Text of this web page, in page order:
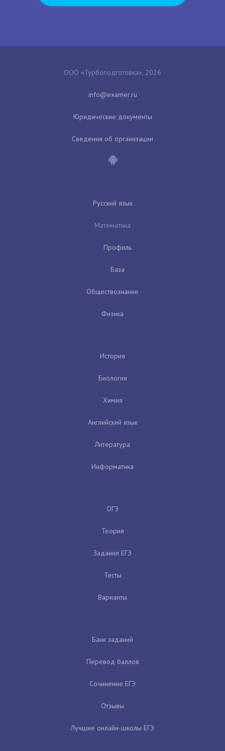
ООО «Турбоподготовка», 2026
Юридические документы
Сведения об организации
Русский язык
Математика
Профиль
База
Обществознание
Физика
История
Биология
Химия
Английский язык
Литература
Информатика
ОГЭ
Теория
Задания ЕГЭ
Тесты
Варианты
Банк заданий
Перевод баллов
Сочинение ЕГЭ
Отзывы
Лучшие онлайн-школы ЕГЭ